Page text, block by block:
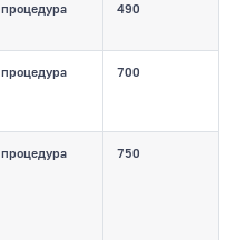
процедура 490
процедура 700
процедура 750